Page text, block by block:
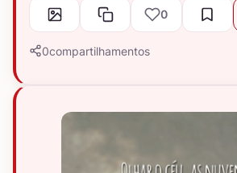
0
0compartilhamentos